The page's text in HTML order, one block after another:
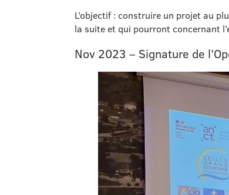
L’objectif : construire un projet au
la suite et qui pourront concernant
Nov 2023 – Signature de